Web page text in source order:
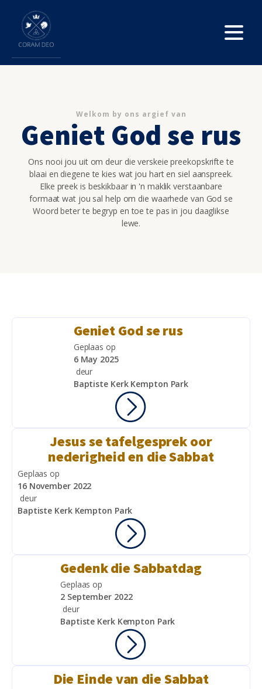
Welkom by ons argief van
Geniet God se rus
Ons nooi jou uit om deur die verskeie preekopskrifte te
blaai en diegene te kies wat jou hart en siel aanspreek.
Elke preek is beskikbaar in 'n maklik verstaanbare
formaat wat jou sal help om die waarhede van God se
Woord beter te begryp en toe te pas in jou daaglikse
lewe.
Geniet God se rus
Geplaas op
6 May 2025
deur
Baptiste Kerk Kempton Park
Jesus se tafelgesprek oor
nederigheid en die Sabbat
Geplaas op
16 November 2022
deur
Baptiste Kerk Kempton Park
Gedenk die Sabbatdag
Geplaas op
2 September 2022
deur
Baptiste Kerk Kempton Park
Die Einde van die Sabbat